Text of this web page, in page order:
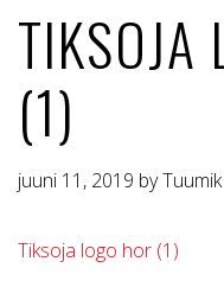
TIKSOJA
(1)
juuni 11, 2019 by
Tiksoja logo hor (1)